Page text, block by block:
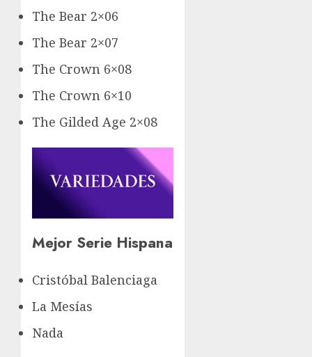
The Bear 2×06
The Bear 2×07
The Crown 6×08
The Crown 6×10
The Gilded Age 2×08
Mejor Serie Hispana
Cristóbal Balenciaga
La Mesías
Nada